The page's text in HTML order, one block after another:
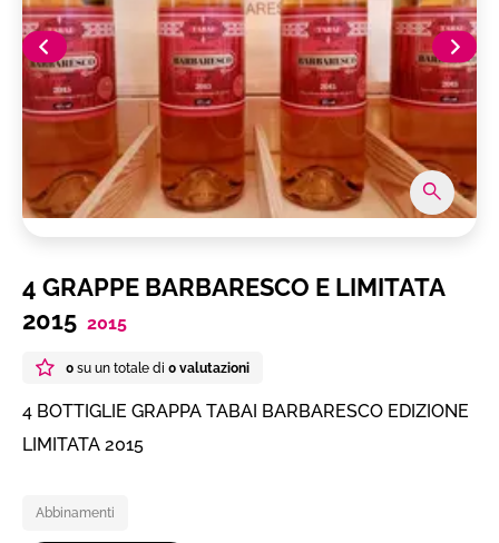
4 GRAPPE BARBARESCO E LIMITATA
2015 2015
0 su un totale di 0 valutazioni
4 BOTTIGLIE GRAPPA TABAI BARBARESCO EDIZIONE
LIMITATA 2015
Abbinamenti